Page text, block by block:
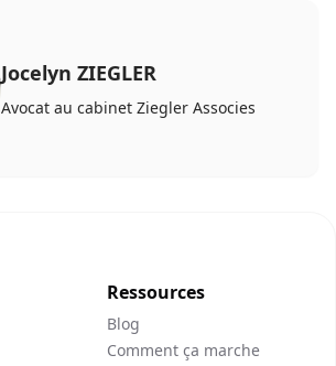
Jocelyn ZIEGLER
Avocat au cabinet Ziegler Associes
Ressources
Blog
Comment ça marche